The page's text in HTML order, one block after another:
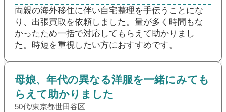
両親の海外移住に伴い自宅整理を手伝うことにな
り、出張買取を依頼しました。量が多く時間もな
かったため一括で対応してもらえて助かりまし
た。時短を重視したい方におすすめです。
母娘、年代の異なる洋服を一緒にみても
らえて助かりました
50代/東京都世田谷区